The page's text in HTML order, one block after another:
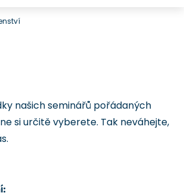
našich seminářů pořádaných
si určitě vyberete. Tak neváhejte,